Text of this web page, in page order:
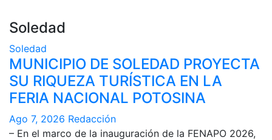
Soledad
Soledad
MUNICIPIO DE SOLEDAD PROYECTA
SU RIQUEZA TURÍSTICA EN LA
FERIA NACIONAL POTOSINA
Ago 7, 2026 Redacción
– En el marco de la inauguración de la FENAPO 2026,